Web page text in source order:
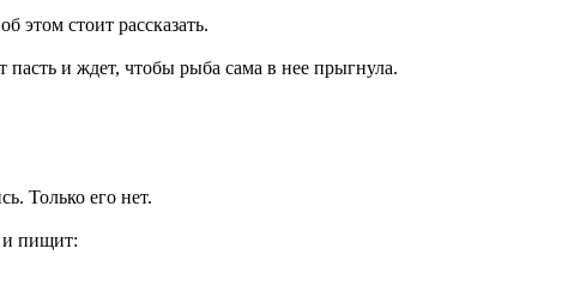
этом стоит рассказать.
и ждет, чтобы рыба сама в нее прыгнула.
Только его нет.
и пищит: